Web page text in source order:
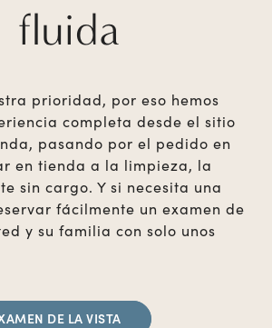
fluida
prioridad, por eso hemos
completa desde el sitio
pasando por el pedido en
en tienda a la limpieza, la
sin cargo. Y si necesita una
fácilmente un examen de
y su familia con solo unos
DE LA VISTA